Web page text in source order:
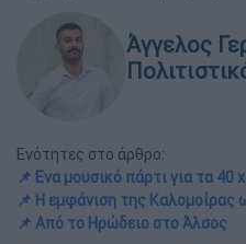
Άγγελος
Ενότητες στο άρθρο:
📌 Ενα μουσικό πάρτι για τα 40
📌 Η εμφάνιση της Καλομοίρας
📌 Από το Ηρώδειο στο Άλσος